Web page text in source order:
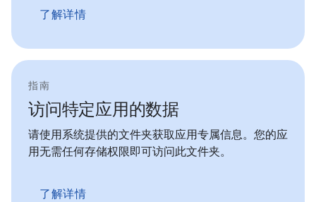
了解详情
指南
访问特定应用的数据
请使用系统提供的文件夹获取应用专属信息。您的应
用无需任何存储权限即可访问此文件夹。
了解详情